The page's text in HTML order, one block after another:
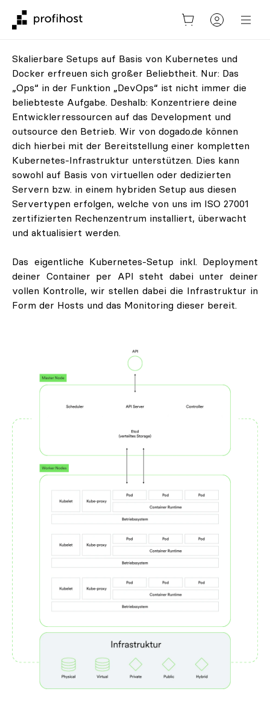
Skalierbare Setups auf Basis von Kubernetes und
Docker erfreuen sich großer Beliebtheit. Nur: Das
„Ops“ in der Funktion „DevOps“ ist nicht immer die
beliebteste Aufgabe. Deshalb: Konzentriere deine
Entwicklerressourcen auf das Development und
outsource den Betrieb. Wir von dogado.de können
dich hierbei mit der Bereitstellung einer kompletten
Kubernetes-Infrastruktur unterstützen. Dies kann
sowohl auf Basis von virtuellen oder dedizierten
Servern bzw. in einem hybriden Setup aus diesen
Servertypen erfolgen, welche von uns im ISO 27001
zertifizierten Rechenzentrum installiert, überwacht
und aktualisiert werden.
Das eigentliche Kubernetes-Setup inkl. Deployment
deiner Container per API steht dabei unter deiner
vollen Kontrolle, wir stellen dabei die Infrastruktur in
Form der Hosts und das Monitoring dieser bereit.